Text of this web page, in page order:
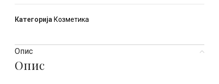
Категорија Козметика
Опис
Опис